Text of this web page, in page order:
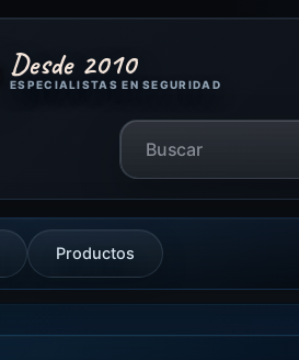
Desde 2010
ESPECIALISTAS EN SEGURIDAD
Productos